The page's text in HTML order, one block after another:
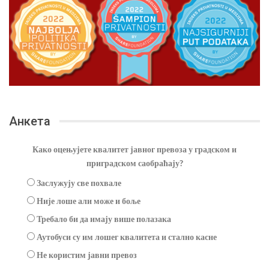
Анкета
Како оцењујете квалитет јавног превоза у градском и
приградском саобраћају?
Заслужују све похвале
Није лоше али може и боље
Требало би да имају више полазака
Аутобуси су им лошег квалитета и стално касне
Не користим јавни превоз